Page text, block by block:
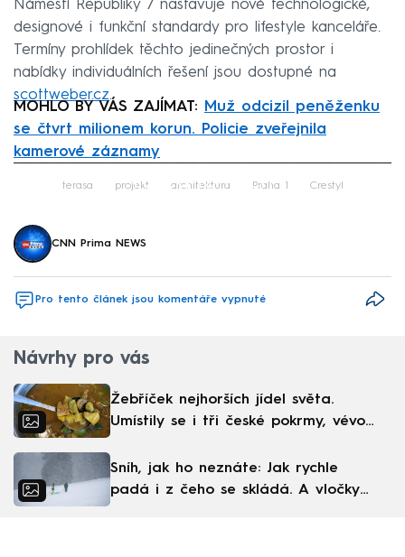
Náměstí Republiky 7 nastavuje nové technologické,
designové i funkční standardy pro lifestyle kanceláře.
Termíny prohlídek těchto jedinečných prostor i
nabídky individuálních řešení jsou dostupné na
scottweber.cz.
MOHLO BY VÁS ZAJÍMAT:
Muž odcizil peněženku
se čtvrt milionem korun. Policie zveřejnila
kamerové záznamy
Failed to fetch
terasa projekt architektura Praha 1 Crestyl
CNN Prima NEWS
Pro tento článek jsou komentáře vypnuté
Návrhy pro vás
Žebříček nejhorších jídel světa.
Umístily se i tři české pokrmy, vévodí
Sníh, jak ho neznáte: Jak rychle
padá i z čeho se skládá. A vločky